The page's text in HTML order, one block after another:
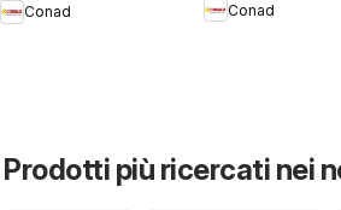
Conad
Conad
Prodotti più ricercati nei